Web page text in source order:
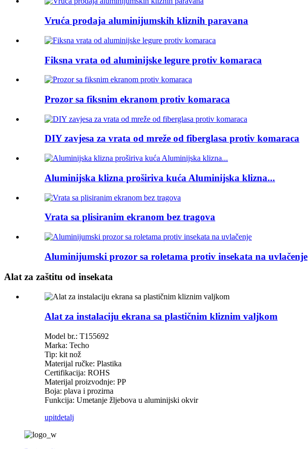
Vruća prodaja aluminijumskih kliznih paravana
Fiksna vrata od aluminijske legure protiv komaraca
Prozor sa fiksnim ekranom protiv komaraca
DIY zavjesa za vrata od mreže od fiberglasa protiv komaraca
Aluminijska klizna proširiva kuća Aluminijska klizna...
Vrata sa plisiranim ekranom bez tragova
Aluminijumski prozor sa roletama protiv insekata na uvlačenje
Alat za zaštitu od insekata
Alat za instalaciju ekrana sa plastičnim kliznim valjkom
Model br.: T155692
Marka: Techo
Tip: kit nož
Materijal ručke: Plastika
Certifikacija: ROHS
Materijal proizvodnje: PP
Boja: plava i prozirna
Funkcija: Umetanje žljebova u aluminijski okvir
upitdetalj